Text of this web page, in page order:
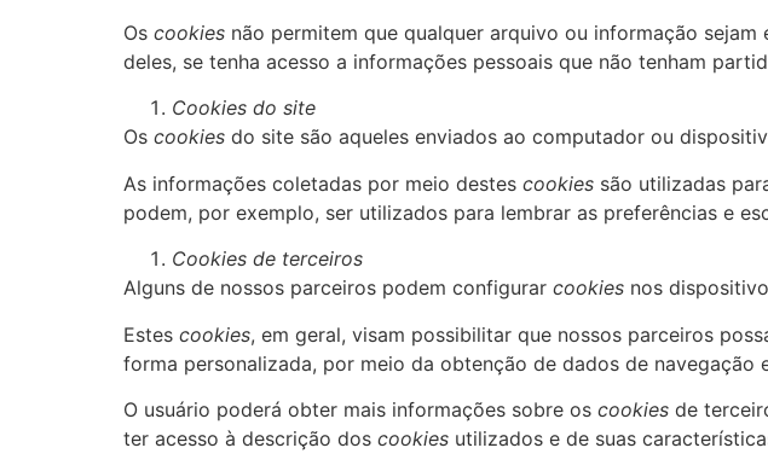
Os cookies não permitem que qualquer arquivo ou informação
deles, se tenha acesso a informações pessoais que não tenham
Cookies do site
Os cookies do site são aqueles enviados ao computador ou
As informações coletadas por meio destes cookies são utilizadas
podem, por exemplo, ser utilizados para lembrar as preferências e
Cookies de terceiros
Alguns de nossos parceiros podem configurar cookies nos
Estes cookies, em geral, visam possibilitar que nossos parceiros
forma personalizada, por meio da obtenção de dados de
O usuário poderá obter mais informações sobre os cookies de
ter acesso à descrição dos cookies utilizados e de suas